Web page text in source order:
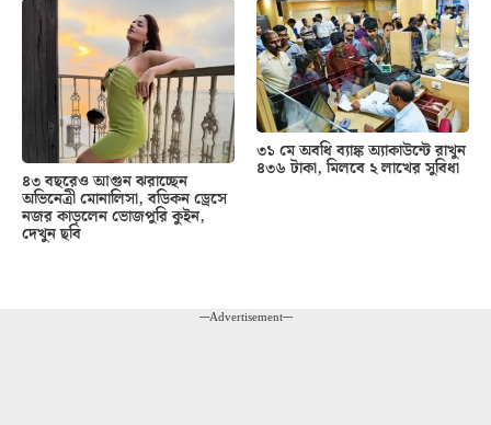
৪৩ বছরেও আগুন ঝরাচ্ছেন
অভিনেত্রী মোনালিসা, বডিকন ড্রেসে
নজর কাড়লেন ভোজপুরি কুইন,
দেখুন ছবি
৩১ মে অবধি ব্যাঙ্ক অ্যাকাউন্টে রাখুন
৪৩৬ টাকা, মিলবে ২ লাখের সুবিধা
---Advertisement---